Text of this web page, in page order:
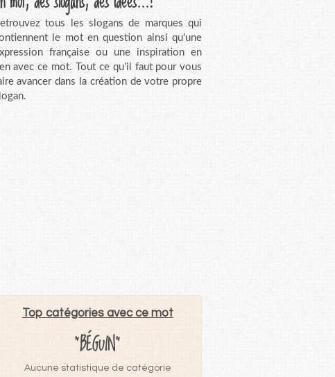
tous les slogans de marques qui
le mot en question ainsi qu'une
française ou une inspiration en
avec ce mot. Tout ce qu'il faut pour vous
avancer dans la création de votre propre
Top catégories avec ce mot
"BÉGUIN"
Aucune statistique de catégorie